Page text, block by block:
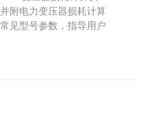
附电力变压器损耗计算
见型号参数，指导用户